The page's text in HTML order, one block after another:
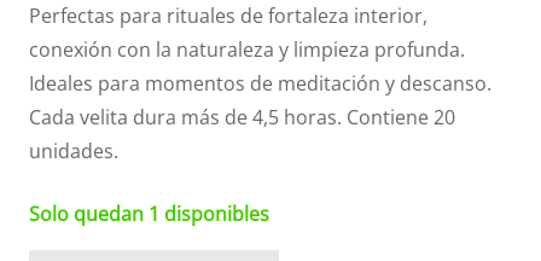
Perfectas para rituales de fortaleza interior,
conexión con la naturaleza y limpieza profunda.
Ideales para momentos de meditación y descanso.
Cada velita dura más de 4,5 horas. Contiene 20
unidades.
Solo quedan 1 disponibles